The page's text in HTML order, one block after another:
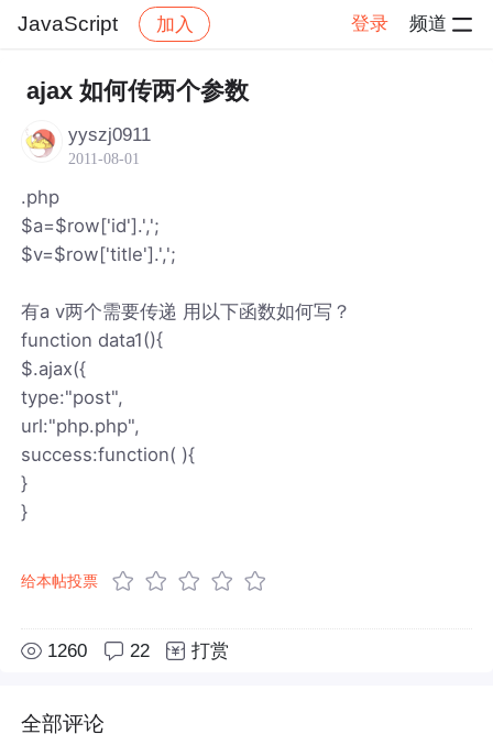
JavaScript 加入 登录 频道
社区 JavaScript 帖子详情
ajax 如何传两个参数
yyszj0911
2011-08-01
.php
$a=$row['id'].',';
$v=$row['title'].',';
有a v两个需要传递 用以下函数如何写？
function data1(){
$.ajax({
type:"post",
url:"php.php",
success:function( ){
}
}
给本帖投票
1260 22 打赏
全部评论